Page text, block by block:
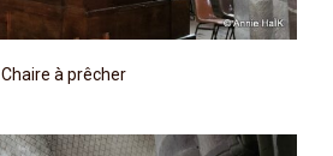
Chaire à prêcher